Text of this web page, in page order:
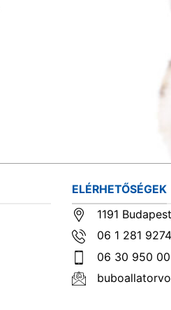
ELÉRHETŐSÉGEK
1191
06 1 281 9274
06 30 950